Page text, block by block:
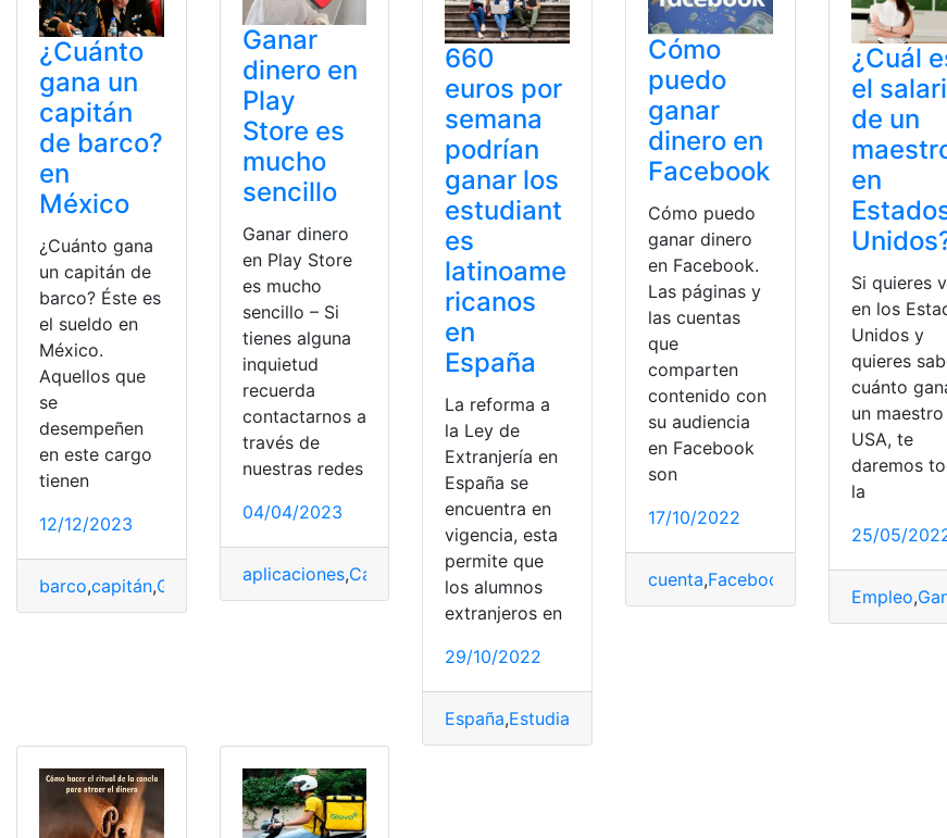
¿Cuánto
gana un
capitán
de barco?
en
México
¿Cuánto gana
un capitán de
barco? Éste es
el sueldo en
México.
Aquellos que
se
desempeñen
en este cargo
tienen
12/12/2023
barco,capitán,Ganar ganar dinero,mexico Remuneración,Sueldo
Ganar
dinero en
Play
Store es
mucho
sencillo
Ganar dinero
en Play Store
es mucho
sencillo – Si
tienes alguna
inquietud
recuerda
contactarnos a
través de
nuestras redes
04/04/2023
aplicaciones,Categoría compras, ganar dinero Google Play Store
660
euros por
semana
podrían
ganar los
estudiant
es
latinoame
ricanos
en
España
La reforma a
la Ley de
Extranjería en
España se
encuentra en
vigencia, esta
permite que
los alumnos
extranjeros en
29/10/2022
España,Estudiantes
Cómo
puedo
ganar
dinero en
Facebook
Cómo puedo
ganar dinero
en Facebook.
Las páginas y
las cuentas
que
comparten
contenido con
su audiencia
en Facebook
son
17/10/2022
cuenta,Facebook
¿Cuál
el
de un
en
Si quieres
en los
Unidos y
quieres
cuánto
un
USA, te
daremos
la
25/05/
Empleo,